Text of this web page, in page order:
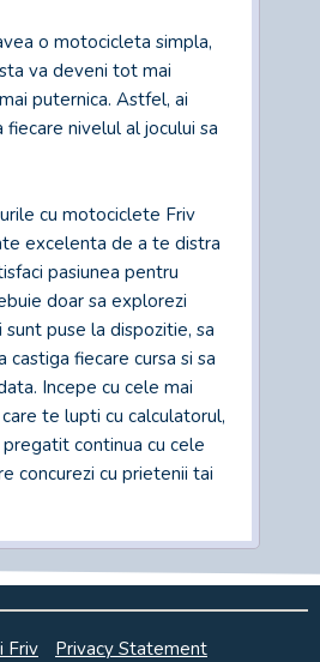
o motocicleta simpla,
va deveni tot mai
puternica. Astfel, ai
fiecare nivelul al jocului sa
cu motociclete Friv
excelenta de a te distra
pasiunea pentru
doar sa explorezi
puse la dispozitie, sa
fiecare cursa si sa
Incepe cu cele mai
te lupti cu calculatorul,
continua cu cele
concurezi cu prietenii tai
Friv Privacy Statement